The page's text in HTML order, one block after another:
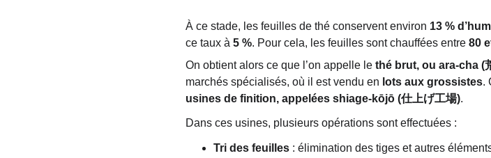
À ce stade, les feuilles de thé conservent environ 13 %
ce taux à 5 %. Pour cela, les feuilles sont chauffées entre 80
On obtient alors ce que l’on appelle le thé brut, ou ara-cha (
marchés spécialisés, où il est vendu en lots aux grossistes.
usines de finition, appelées shiage-kōjō (仕上げ工場).
Dans ces usines, plusieurs opérations sont effectuées :
Tri des feuilles : élimination des tiges et autres